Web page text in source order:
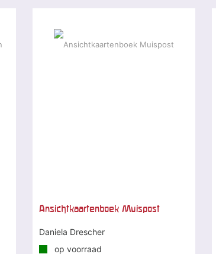
Ansichtkaartenboek Muispost
Daniela Drescher
op voorraad